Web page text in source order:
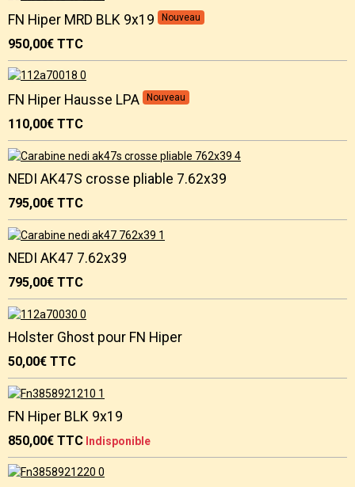
FN Hiper MRD BLK 9x19 Nouveau
950,00€ TTC
FN Hiper Hausse LPA Nouveau
110,00€ TTC
NEDI AK47S crosse pliable 7.62x39
795,00€ TTC
NEDI AK47 7.62x39
795,00€ TTC
Holster Ghost pour FN Hiper
50,00€ TTC
FN Hiper BLK 9x19
850,00€ TTC Indisponible